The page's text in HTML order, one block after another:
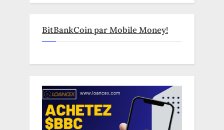
BitBankCoin par Mobile Money!